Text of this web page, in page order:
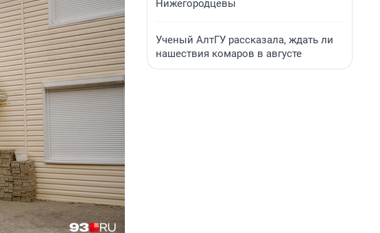
Нижегородцевы
Ученый АлтГУ рассказала, ждать ли
нашествия комаров в августе